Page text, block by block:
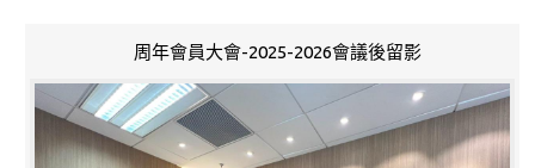
周年會員大會-2025-2026會議後留影